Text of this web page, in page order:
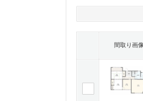
間取り画